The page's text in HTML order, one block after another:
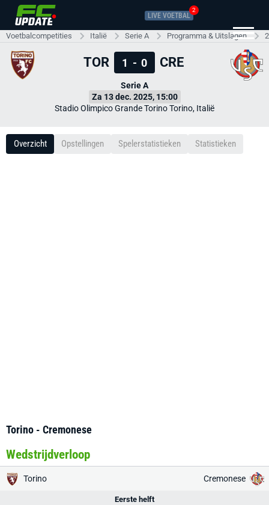
LIVE VOETBAL
2
Voetbalcompetities Italië Serie A Programma & Uitslagen
TOR 1 - 0 CRE
Serie A
Za 13 dec. 2025, 15:00
Stadio Olimpico Grande Torino Torino, Italië
Overzicht Opstellingen Spelerstatistieken Statistieken
Torino - Cremonese
Wedstrijdverloop
Torino Cremonese
Eerste helft